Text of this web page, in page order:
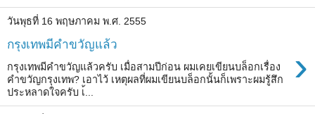
วันพุธที่ 16 พฤษภาคม พ.ศ. 2555
กรุงเทพมีคำขวัญแล้ว ›
กรุงเทพมีคำขวัญแล้วครับ เมื่อสามปีก่อน ผมเคยเขียนบล็อกเรื่อง
คำขวัญกรุงเทพ? เอาไว้ เหตุผลที่ผมเขียนบล็อกนั้นก็เพราะผมรู้สึก
ประหลาดใจครับ เ้...